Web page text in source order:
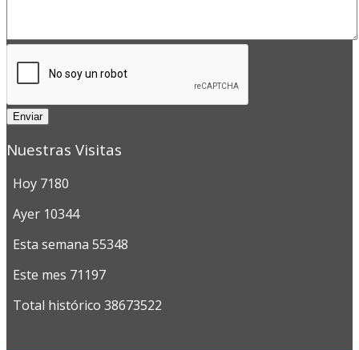
Enviar
Nuestras Visitas
Hoy 7180
Ayer 10344
Esta semana 55348
Este mes 71197
Total histórico 38673522